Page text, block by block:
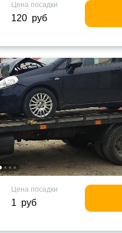
Цена посадки
120 руб
Цена посадки
1 руб